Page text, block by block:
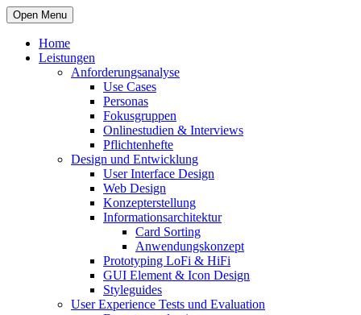
Open Menu
Home
Leistungen
Anforderungsanalyse
Use Cases
Personas
Fokusgruppen
Onlinestudien & Interviews
Pflichtenhefte
Design und Entwicklung
User Interface Design
Web Design
Konzepterstellung
Informationsarchitektur
Card Sorting
Anwendungskonzept
Prototyping LoFi & HiFi
GUI Element & Icon Design
Styleguides
User Experience Tests und Evaluation